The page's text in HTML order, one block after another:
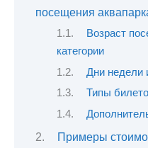
посещения
Возраст
категории
Дни недели
Типы
Примеры